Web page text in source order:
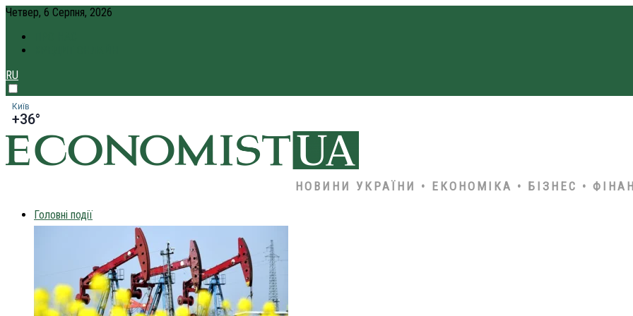
Четвер, 6 Серпня, 2026
RU
Київ
+36°
НОВИНИ УКРАЇНИ • ЕКОНОМІКА • БІЗНЕС •
Головні події